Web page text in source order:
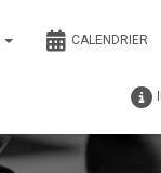
CALENDRIER